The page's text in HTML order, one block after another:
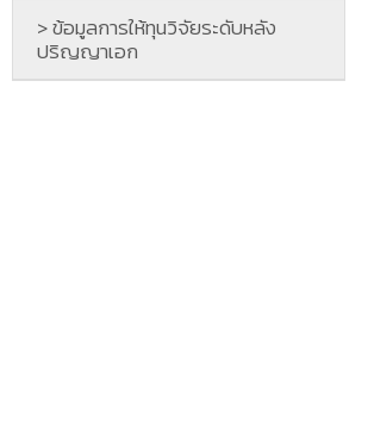
> ข้อมูลการให้ทุนวิจัยระดับหลัง
ปริญญาเอก